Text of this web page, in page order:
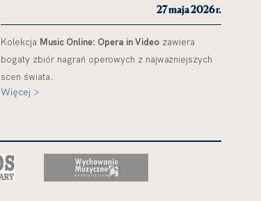
27 maja 2026 r.
Kolekcja Music Online: Opera in Video zawiera
bogaty zbiór nagrań operowych z najważniejszych
scen świata.
Więcej >
link
otwiera
otwiera